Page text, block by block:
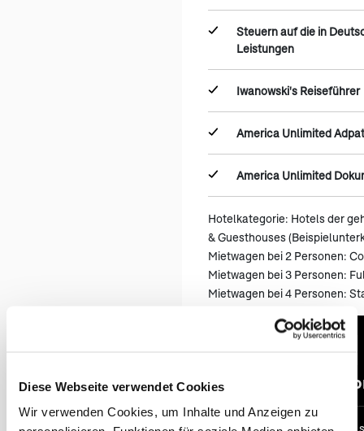
Diese Webseite verwendet Cookies
Wir verwenden Cookies, um Inhalte und Anzeigen zu
Steuern auf die in
Leistungen
Iwanowski's Reiseführer
America Unlimited
America Unlimited
Hotelkategorie: Hotels der
& Guesthouses
Mietwagen bei 2 Personen:
Mietwagen bei 3 Personen:
Mietwagen bei 4 Personen:
An &
Bei vielen unserer